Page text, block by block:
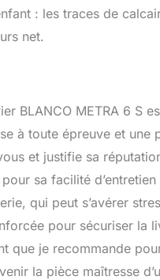
: les traces de
net.
BLANCO METRA 6
à toute épreuve et
et justifie sa
sa facilité
qui peut s’avérer
pour sécuriser la
que je recommande
la pièce maîtresse